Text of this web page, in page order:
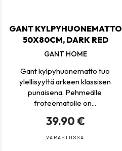
GANT KYLPYHUONEMATTO
50X80CM, DARK RED
GANT HOME
Gant kylpyhuonematto tuo
ylellisyyttä arkeen klassisen
punaisena. Pehmeälle
froteematolle on...
39.90 €
VARASTOSSA